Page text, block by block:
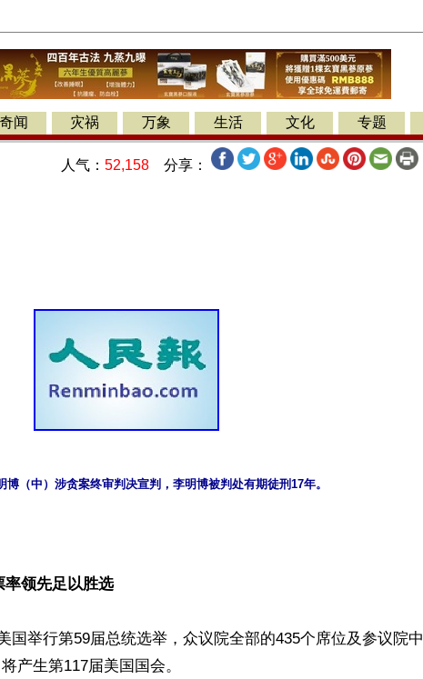
奇闻 灾祸 万象 生活 文化 专题
人气： 52,158 分享：
率领先足以胜选
国举行第59届总统选举，众议院全部的435个席位及参议院中
产生第117届美国国会。